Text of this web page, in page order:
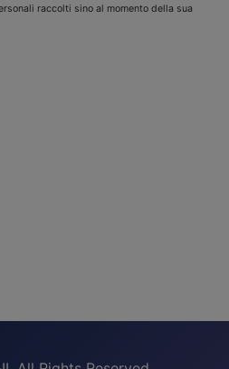
raccolti sino al momento della sua